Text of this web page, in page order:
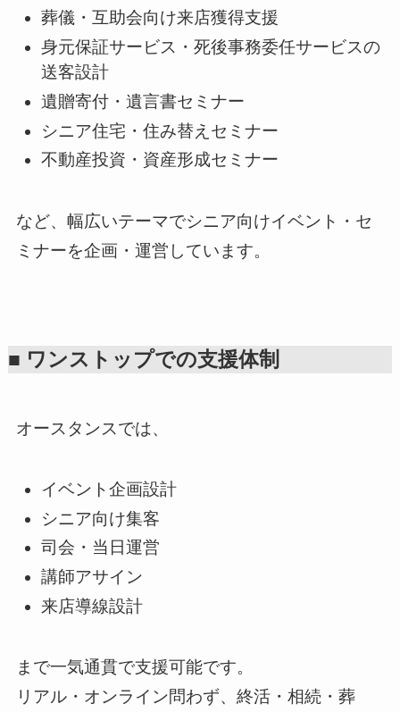
葬儀・互助会向け来店獲得支援
身元保証サービス・死後事務委任サービスの
送客設計
遺贈寄付・遺言書セミナー
シニア住宅・住み替えセミナー
不動産投資・資産形成セミナー
など、幅広いテーマでシニア向けイベント・セ
ミナーを企画・運営しています。
■ ワンストップでの支援体制
オースタンスでは、
イベント企画設計
シニア向け集客
司会・当日運営
講師アサイン
来店導線設計
まで一気通貫で支援可能です。
リアル・オンライン問わず、終活・相続・葬